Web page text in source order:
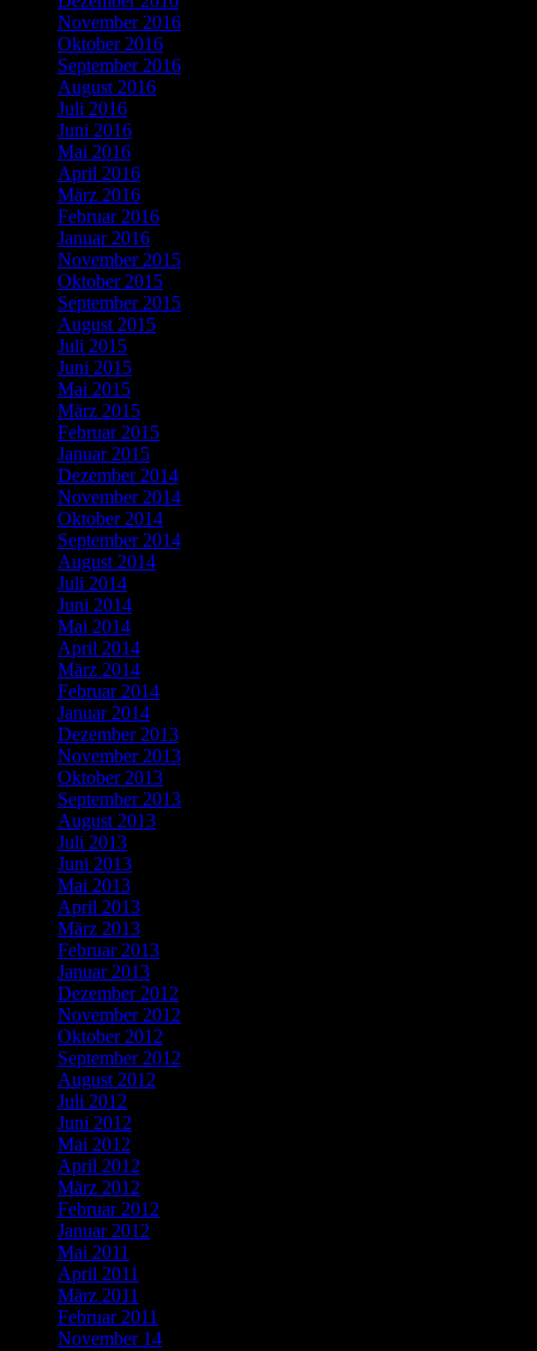
November 2016
Oktober 2016
September 2016
August 2016
Juli 2016
Juni 2016
Mai 2016
April 2016
März 2016
Februar 2016
Januar 2016
November 2015
Oktober 2015
September 2015
August 2015
Juli 2015
Juni 2015
Mai 2015
März 2015
Februar 2015
Januar 2015
Dezember 2014
November 2014
Oktober 2014
September 2014
August 2014
Juli 2014
Juni 2014
Mai 2014
April 2014
März 2014
Februar 2014
Januar 2014
Dezember 2013
November 2013
Oktober 2013
September 2013
August 2013
Juli 2013
Juni 2013
Mai 2013
April 2013
März 2013
Februar 2013
Januar 2013
Dezember 2012
November 2012
Oktober 2012
September 2012
August 2012
Juli 2012
Juni 2012
Mai 2012
April 2012
März 2012
Februar 2012
Januar 2012
Mai 2011
April 2011
März 2011
Februar 2011
November 14